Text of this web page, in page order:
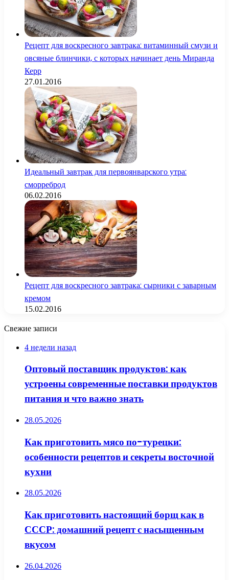
Рецепт для воскресного завтрака: витаминный смузи и
овсяные блинчики, с которых начинает день Миранда
Керр
27.01.2016
Идеальный завтрак для первоянварского утра:
сморреброд
06.02.2016
Рецепт для воскресного завтрака: сырники с заварным
кремом
15.02.2016
Свежие записи
4 недели назад
Оптовый поставщик продуктов: как
устроены современные поставки продуктов
питания и что важно знать
28.05.2026
Как приготовить мясо по-турецки:
особенности рецептов и секреты восточной
кухни
28.05.2026
Как приготовить настоящий борщ как в
СССР: домашний рецепт с насыщенным
вкусом
26.04.2026